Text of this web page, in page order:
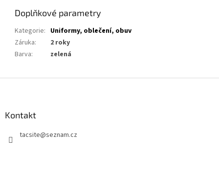
Doplňkové parametry
Kategorie: Uniformy, oblečení, obuv
Záruka:
2 roky
Barva: zelená
Kontakt
tacsite@seznam.cz